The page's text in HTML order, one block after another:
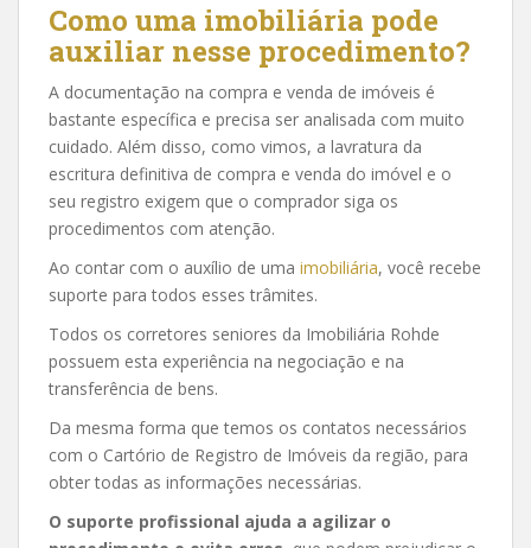
Como uma imobiliária pode
auxiliar nesse procedimento?
A documentação na compra e venda de imóveis é
bastante específica e precisa ser analisada com muito
cuidado. Além disso, como vimos, a lavratura da
escritura definitiva de compra e venda do imóvel e o
seu registro exigem que o comprador siga os
procedimentos com atenção.
Ao contar com o auxílio de uma imobiliária, você recebe
suporte para todos esses trâmites.
Todos os corretores seniores da Imobiliária Rohde
possuem esta experiência na negociação e na
transferência de bens.
Da mesma forma que temos os contatos necessários
com o Cartório de Registro de Imóveis da região, para
obter todas as informações necessárias.
O suporte profissional ajuda a agilizar o